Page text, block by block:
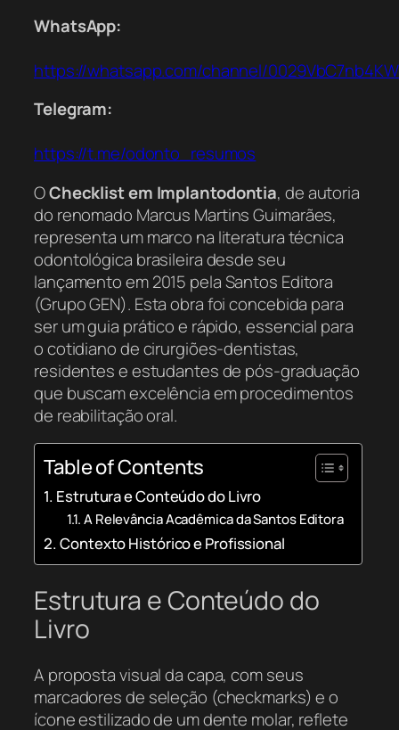
WhatsApp:
https://whatsapp.com/channel/
Telegram:
https://t.me/odonto_resumos
OChecklist em Implantodontia, de autoria
do renomado Marcus Martins Guimarães,
representa um marco na literatura técnica
odontológica brasileira desde seu
lançamento em 2015 pela Santos Editora
(Grupo GEN). Esta obra foi concebida para
ser um guia prático e rápido, essencial para
o cotidiano de cirurgiões-dentistas,
residentes e estudantes de pós-graduação
que buscam excelência em procedimentos
de reabilitação oral.
Table of Contents
Estrutura e Conteúdo do Livro
A Relevância Acadêmica da Santos Editora
Contexto Histórico e Profissional
Estrutura e Conteúdo do
Livro
A proposta visual da capa, com seus
marcadores de seleção (checkmarks) e o
ícone estilizado de um dente molar, reflete